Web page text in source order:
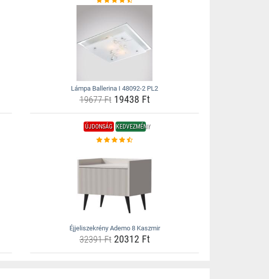
Lámpa Ballerina I 48092-2 PL2
19677 Ft19438 Ft
ÚJDONSÁG KEDVEZMÉNY
Éjjeliszekrény Ademo 8 Kaszmir
32391 Ft20312 Ft